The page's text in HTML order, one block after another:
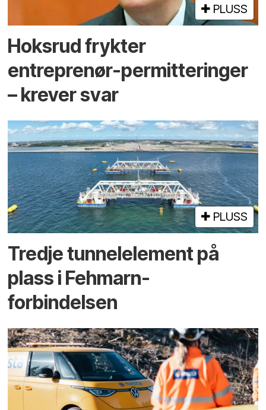
PLUSS
Hoksrud frykter
entreprenør-permitteringer
– krever svar
PLUSS
Tredje tunnel­element på
plass i Fehmarn-
forbindelsen